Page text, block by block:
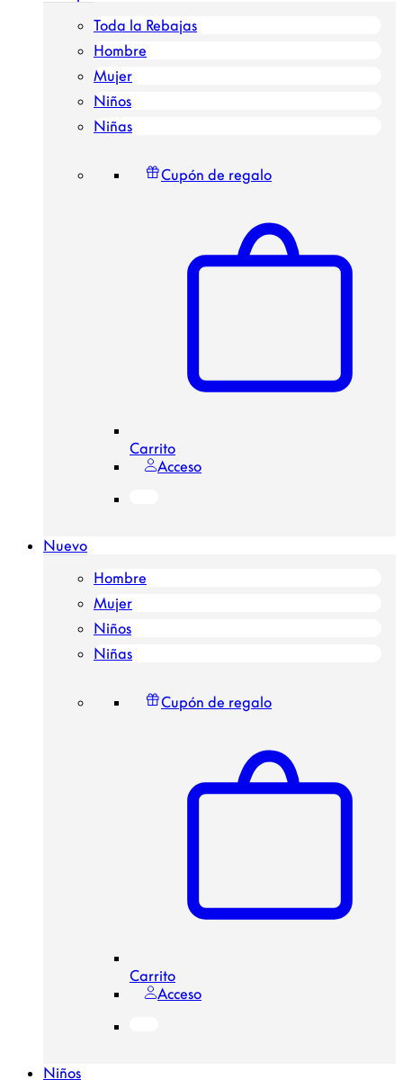
Toda la Rebajas
Hombre
Mujer
Niños
Niñas
Cupón de regalo
Carrito
Acceso
Nuevo
Hombre
Mujer
Niños
Niñas
Cupón de regalo
Carrito
Acceso
Niños